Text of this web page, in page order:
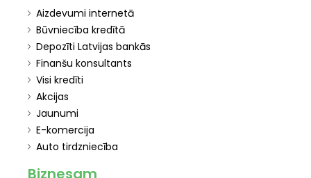
Aizdevumi internetā
Būvniecība kredītā
Depozīti Latvijas bankās
Finanšu konsultants
Visi kredīti
Akcijas
Jaunumi
E-komercija
Auto tirdzniecība
Biznesam